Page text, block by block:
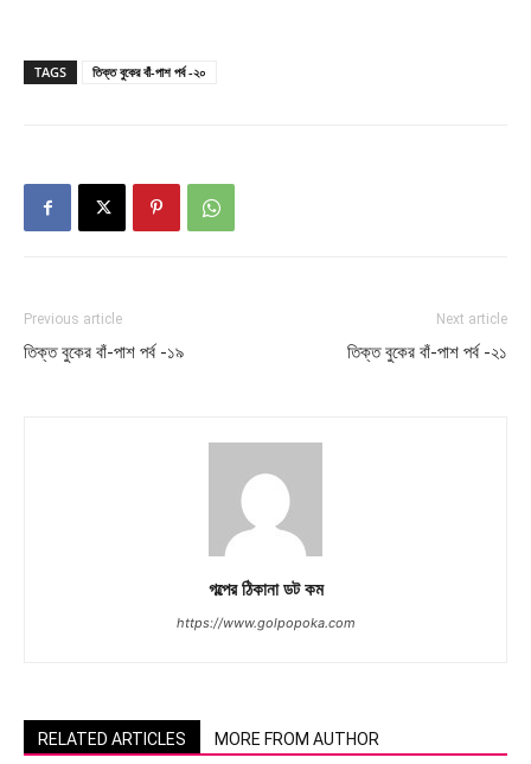
TAGS তিক্ত বুকের বাঁ-পাশ পর্ব -২০
Previous article
তিক্ত বুকের বাঁ-পাশ পর্ব -১৯
Next article
তিক্ত বুকের বাঁ-পাশ পর্ব -২১
গল্পের ঠিকানা ডট কম
https://www.golpopoka.com
RELATED ARTICLES MORE FROM AUTHOR